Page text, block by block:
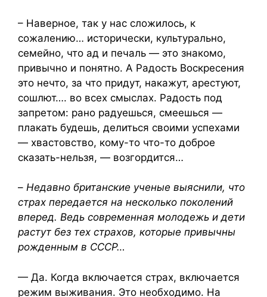
– Наверное, так у нас сложилось, к
сожалению… исторически, культурально,
семейно, что ад и печаль — это знакомо,
привычно и понятно. А Радость Воскресения
это нечто, за что придут, накажут, арестуют,
сошлют…. во всех смыслах. Радость под
запретом: рано радуешься, смеешься —
плакать будешь, делиться своими успехами
— хвастовство, кому-то что-то доброе
сказать-нельзя, — возгордится…
– Недавно британские ученые выяснили, что
страх передается на несколько поколений
вперед. Ведь современная молодежь и дети
растут без тех страхов, которые привычны
рожденным в СССР…
— Да. Когда включается страх, включается
режим выживания. Это необходимо. На